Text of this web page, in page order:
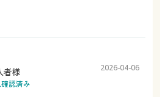
者様
認済み
2026-04-06